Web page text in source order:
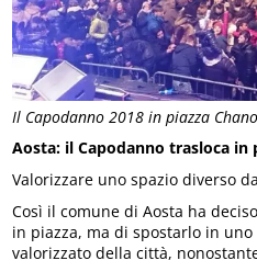
Il Capodanno 2018 in piazza
Aosta: il Capodanno trasloca in
Valorizzare uno spazio diverso
Così il comune di Aosta ha
in piazza, ma di spostarlo in
valorizzato della città,